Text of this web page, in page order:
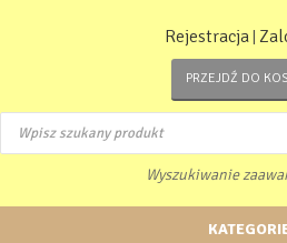
Rejestracja
PRZEJDŹ DO
Wyszukiwanie